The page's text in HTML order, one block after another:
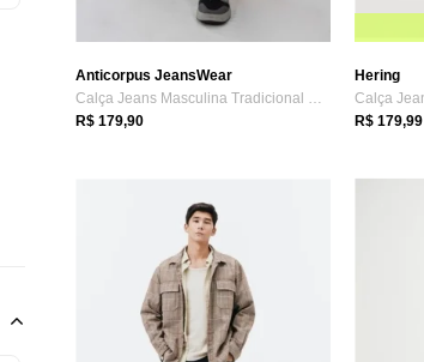
Anticorpus JeansWear
Calça Jeans Masculina Tradicional Slim E...
R$ 179,90
Hering
R$ 179,99